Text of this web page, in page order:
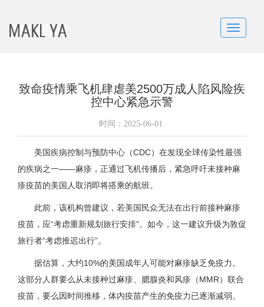
致命疫情乘飞机肆虐美2500万成人陷风险疾
控中心紧急示警
时间： 2025-06-01
美国疾病控制与预防中心（CDC）在发现全球传染性最强
的疾病之一——麻疹，正通过飞机传播后，紧急呼吁未接种麻
疹疫苗的美国人取消即将搭乘的航班。
此前，该机构曾建议，若美国民众无法在出行前接种麻疹
疫苗，应“考虑重新规划旅行安排”。如今，这一建议升级为敦促
旅行者“考虑推迟出行”。
据估算，大约10%的美国成年人可能对麻疹缺乏免疫力。
这部分人群要么从未接种过麻疹、腮腺炎和风疹（MMR）联合
疫苗，要么因时间推移，体内疫苗产生的免疫力已逐渐减弱。